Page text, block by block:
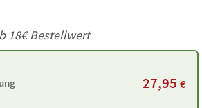
18€Bestellwert
27,95 €